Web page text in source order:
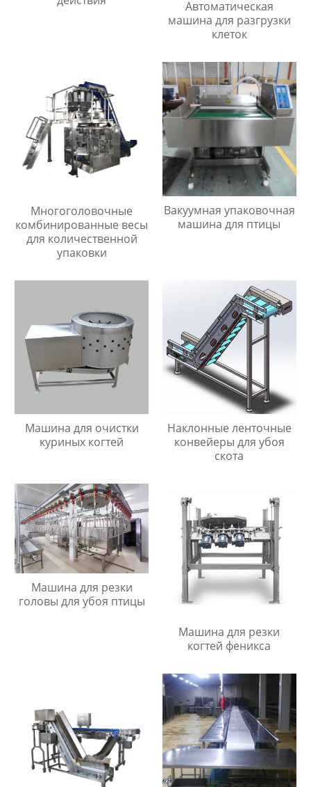
Автоматическая
машина для разгрузки
клеток
Многоголовочные
комбинированные весы
для количественной
упаковки
Вакуумная упаковочная
машина для птицы
Машина для очистки
куриных когтей
Наклонные ленточные
конвейеры для убоя
скота
Машина для резки
головы для убоя птицы
Машина для резки
когтей феникса